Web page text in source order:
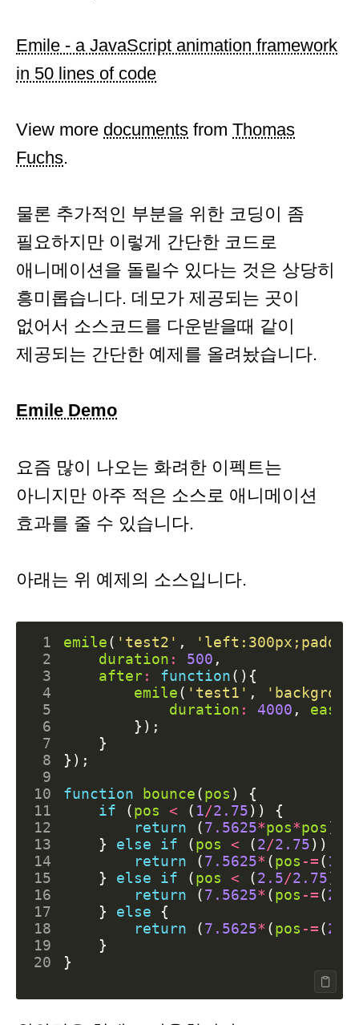
Emile - a JavaScript animation framework
in 50 lines of code
View more documents from Thomas
Fuchs.
물론 추가적인 부분을 위한 코딩이 좀
필요하지만 이렇게 간단한 코드로
애니메이션을 돌릴수 있다는 것은 상당히
흥미롭습니다. 데모가 제공되는 곳이
없어서 소스코드를 다운받을때 같이
제공되는 간단한 예제를 올려놨습니다.
Emile Demo
요즘 많이 나오는 화려한 이펙트는
아니지만 아주 적은 소스로 애니메이션
효과를 줄 수 있습니다.
아래는 위 예제의 소스입니다.
1 emile( 'test2' ,
2
duration : 500 ,
3
after: function(){
4
emile( 'test1' ,
5
duration : 4000 ,
6
});
7
}
8
});
9
10
function bounce(pos )
{
11
if (pos < ( 1/2.75))
{
12
return (7.5625*pos*pos );
13
} else if (pos < (2/2.75))
14
return (7.5625*(pos -=( 1.5
15
} else if (pos < (2.5/2.75))
16
return (7.5625*(pos -=(
17
} else
{
18
return (7.5625*(pos -=(
19
}
20
}